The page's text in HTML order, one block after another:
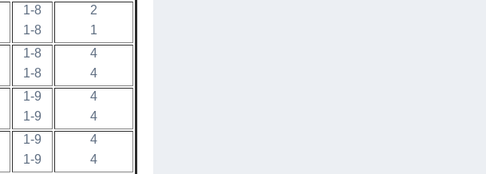
1-8
1-8
2
1
1-8
1-8
4
4
1-9
1-9
4
4
1-9
1-9
4
4